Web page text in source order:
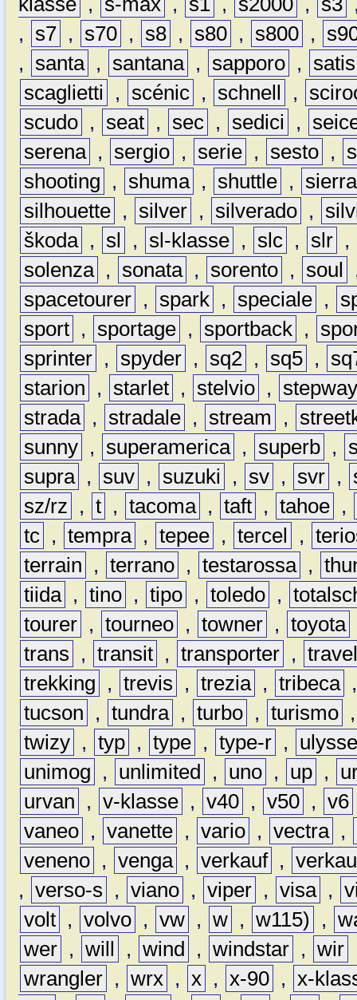
,
s7 , s70 , s8 , s80 , s800 ,
,
santa , santana , sapporo ,
satis
scaglietti
, scénic , schnell ,
scudo , seat , sec , sedici ,
serena , sergio , serie , sesto ,
shooting
, shuma , shuttle ,
sierra
silhouette , silver , silverado ,
škoda , sl , sl-klasse , slc , slr ,
solenza , sonata , sorento , soul
spacetourer , spark , speciale ,
sport , sportage , sportback ,
sprinter , spyder , sq2 , sq5 ,
starion
, starlet , stelvio ,
strada , stradale , stream ,
sunny , superamerica , superb ,
supra , suv , suzuki , sv , svr ,
sz/rz
, t , tacoma , taft , tahoe ,
tc , tempra , tepee , tercel ,
terrain
, terrano , testarossa ,
tiida , tino , tipo , toledo ,
tourer , tourneo , towner , toyota
trans
, transit , transporter ,
trekking
, trevis , trezia , tribeca
tucson
, tundra , turbo , turismo
twizy , typ , type , type-r ,
unimog
, unlimited , uno , up ,
urvan
, v-klasse , v40 , v50 , v6
vaneo , vanette , vario , vectra ,
veneno , venga , verkauf ,
, verso-s , viano , viper , visa ,
volt , volvo , vw , w , w115) ,
wer , will , wind , windstar , wir
wrangler , wrx , x , x-90 , x-